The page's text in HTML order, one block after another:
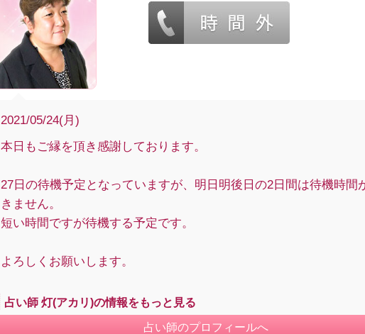
2021/05/24(月)
本日もご縁を頂き感謝しております。
27日の待機予定となっていますが、明日明後日の2日間は待機時間
きません。
短い時間ですが待機する予定です。
よろしくお願いします。
占い師 灯(アカリ)の情報をもっと見る
占い師のプロフィールへ